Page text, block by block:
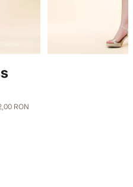
RON